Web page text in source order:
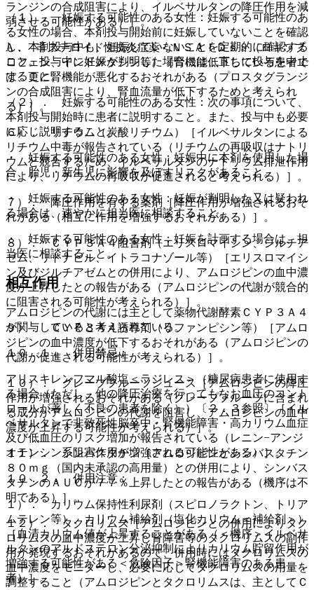
ランジンの合成阻害により、イルベサルタンの降圧作用を減
弱させる可能性がある）］。
A． 非ステロイド性抗炎症薬＜ＮＳＡＩＤｓ＞（ロキソプ
ロフェン、インドメタシン等）［腎機能低下している患者で
は、更に腎機能が悪化するおそれがある（プロスタグランジ
ンの合成阻害により、腎血流量が低下するためと考えられ
る）］。
６）． リチウム（炭酸リチウム）［イルベサルタンによる
リチウム中毒が報告されている（リチウムの再吸収はナトリ
ウムと競合するため、イルベサルタンのナトリウム排泄作用
により、リチウムの再吸収が促進されると考えられる）］。
７）． 降圧作用を有する薬剤［降圧作用が増強されるおそ
れがある（相互に作用を増強するおそれがある）］。
８）． ＣＹＰ３Ａ４阻害剤（エリスロマイシン、ジルチア
ゼム、リトナビル、イトラコナゾール等）［エリスロマイシ
ン及びジルチアゼムとの併用により、アムロジピンの血中濃
度が上昇したとの報告がある（アムロジピンの代謝が競合的
に阻害される可能性が考えられる）］。
９）． ＣＹＰ３Ａ４誘導剤（リファンピシン等）［アムロ
ジピンの血中濃度が低下するおそれがある（アムロジピンの
代謝が促進される可能性が考えられる）］。
１０）． グレープフルーツジュース［アムロジピンの降圧
作用が増強されるおそれがある（グレープフルーツに含まれ
る成分がアムロジピンの代謝を阻害し、アムロジピンの血中
濃度が上昇する可能性が考えられる）］。
１１）． シンバスタチン［アムロジピンとシンバスタチン
８０ｍｇ（国内未承認の高用量）との併用により、シンバス
タチンのＡＵＣが７７％上昇したとの報告がある（機序は不
明である）］。
１２）． タクロリムス［アムロジピンとの併用によりタク
ロリムスの血中濃度が上昇し腎障害等のタクロリムスの副作
用が発現するおそれがあるので、併用時にはタクロリムスの
血中濃度をモニターし、必要に応じてタクロリムスの用量を
調整すること（アムロジピンとタクロリムスは、主としてＣ
（１）． 妊娠する可能性のある女性：妊娠する可能性のあ
る女性の場合、本剤投与開始前に妊娠していないことを確認
し、本剤投与中も、妊娠していないことを定期的に確認する
こと。投与中に妊娠が判明した場合には、直ちに投与を中止
すること。
（２）． 妊娠する可能性のある女性：次の事項について、
本剤投与開始時に患者に説明すること。また、投与中も必要
に応じ説明すること。
・ 妊娠する可能性のある女性：妊娠中に本剤を使用した場
合、胎児・新生児に影響を及ぼすリスクがあること。
・ 妊娠する可能性のある女性：妊娠が判明した又は疑われ
る場合は、速やかに担当医に相談すること。
・ 妊娠する可能性のある女性：妊娠を計画する場合は、担
当医に相談すること。
相互作用
アムロジピンの代謝には主として薬物代謝酵素ＣＹＰ３Ａ４
が関与していると考えられている。
１０．１． 併用禁忌：
アリスキレンフマル酸塩＜ラジレス＞（糖尿病患者に使用す
る場合（ただし、他の降圧治療を行ってもなお血圧のコント
ロールが著しく不良の患者を除く））〔２．３参照〕［イル
ベサルタンで非致死性脳卒中・腎機能障害・高カリウム血症
及び低血圧のリスク増加が報告されている（レニン−アンジ
オテンシン系阻害作用が増強される可能性がある）］。
１０．２． 併用注意：
１）． カリウム保持性利尿剤（スピロノラクトン、トリア
ムテレン等）、カリウム補給剤（塩化カリウム＜補給剤＞）
［血清カリウム値が上昇することがある（＜機序＞イルベサ
ルタンのアルドステロン分泌抑制によりカリウム貯留作用が
増強する可能性がある＜危険因子＞腎機能障害のある患
者）］。